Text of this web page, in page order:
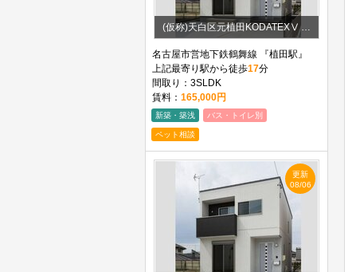
(仮称)天白区元植田KODATEXⅤ A棟
名古屋市営地下鉄鶴舞線 『植田駅』
上記最寄り駅から徒歩17分
間取り：3SLDK
賃料： 165,000円
新築・築浅 バス・トイレ別
ペット相談
更新
08/06